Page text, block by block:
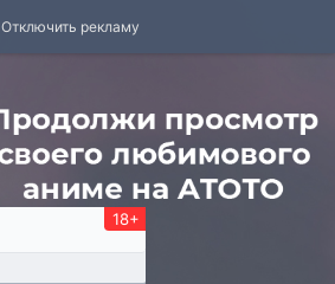
Отключить рекламу
18+